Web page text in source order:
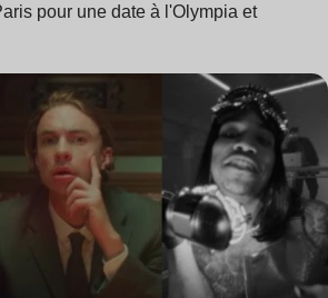
pour une date à l'Olympia et